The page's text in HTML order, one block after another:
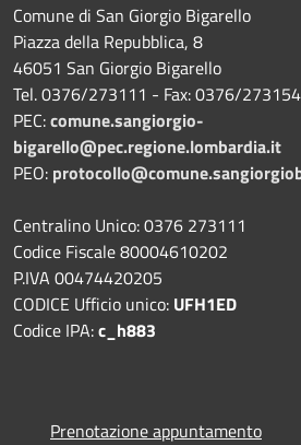
Comune di San Giorgio Bigarello
Piazza della Repubblica, 8
46051 San Giorgio Bigarello
Tel. 0376/273111 - Fax: 0376/273154
PEC:comune.sangiorgio-
bigarello@pec.regione.lombardia.it
PEO:
Centralino Unico: 0376 273111
Codice Fiscale 80004610202
P.IVA 00474420205
CODICE Ufficio unico: UFH1ED
Codice IPA:c_h883
Prenotazione appuntamento